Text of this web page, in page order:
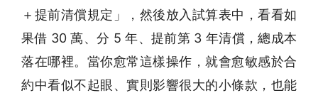
＋提前清償規定」，然後放入試算表中，看看如
果借 30 萬、分 5 年、提前第 3 年清償，總成本
落在哪裡。當你愈常這樣操作，就會愈敏感於合
約中看似不起眼、實則影響很大的小條款，也能